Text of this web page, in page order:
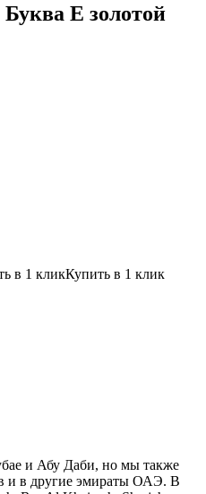
E золотой
Купить в 1 клик
и Абу Даби, но мы также
и в другие эмираты ОАЭ. В